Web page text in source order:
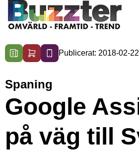
Publicerat: 2018-02-22
Spaning
Google
på väg till